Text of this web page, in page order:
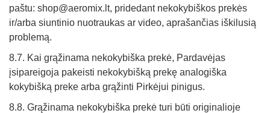
paštu: shop@aeromix.lt, pridedant nekokybiškos prekės
ir/arba siuntinio nuotraukas ar video, aprašančias iškilusią
problemą.
8.7. Kai grąžinama nekokybiška prekė, Pardavėjas
įsipareigoja pakeisti nekokybišką prekę analogiška
kokybišką preke arba grąžinti Pirkėjui pinigus.
8.8. Grąžinama nekokybiška prekė turi būti originalioje